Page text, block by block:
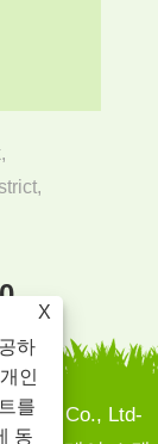
Co., Ltd-
X
하
인
를
동